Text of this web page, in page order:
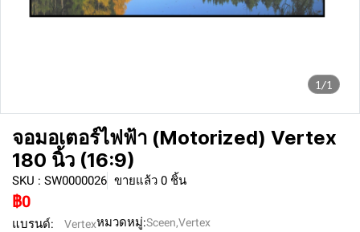
1/1
จอมอเตอร์ไฟฟ้า (Motorized) Vertex
180 นิ้ว (16:9)
SKU : SW0000026 ขายแล้ว 0 ชิ้น
฿0
แบรนด์: Vertexหมวดหมู่:Sceen,Vertex